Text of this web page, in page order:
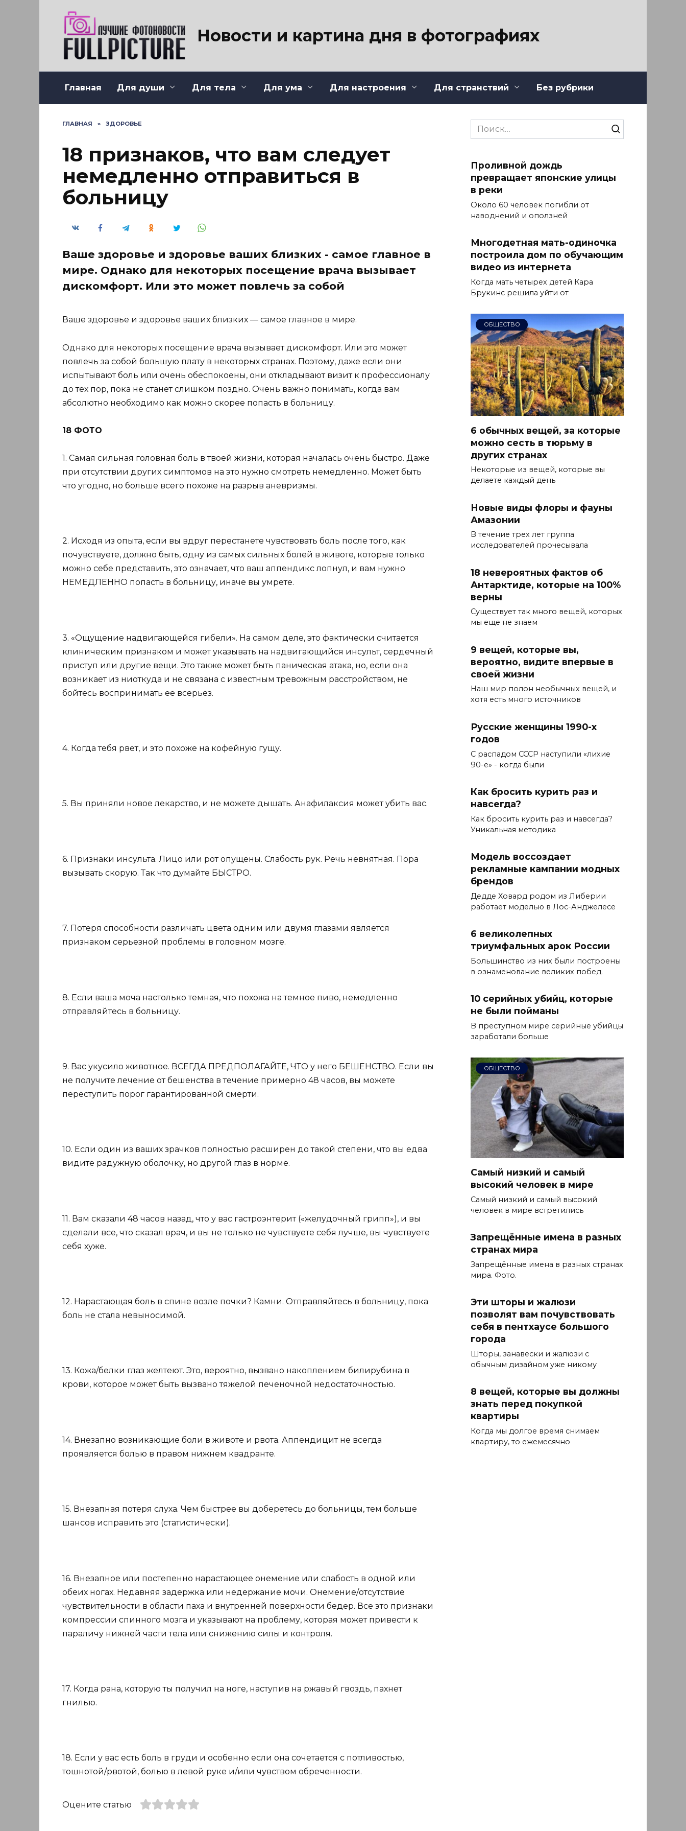
Новости и картина дня в фотографиях
Главная Для души Для тела Для ума Для настроения Для странствий Без рубрики
ГЛАВНАЯ » ЗДОРОВЬЕ
18 признаков, что вам следует
немедленно отправиться в
больницу
Ваше здоровье и здоровье ваших близких - самое главное в
мире. Однако для некоторых посещение врача вызывает
дискомфорт. Или это может повлечь за собой
Ваше здоровье и здоровье ваших близких — самое главное в мире.
Однако для некоторых посещение врача вызывает дискомфорт. Или это может
повлечь за собой большую плату в некоторых странах. Поэтому, даже если они
испытывают боль или очень обеспокоены, они откладывают визит к профессионалу
до тех пор, пока не станет слишком поздно. Очень важно понимать, когда вам
абсолютно необходимо как можно скорее попасть в больницу.
18 ФОТО
1. Самая сильная головная боль в твоей жизни, которая началась очень быстро. Даже
при отсутствии других симптомов на это нужно смотреть немедленно. Может быть
что угодно, но больше всего похоже на разрыв аневризмы.
2. Исходя из опыта, если вы вдруг перестанете чувствовать боль после того, как
почувствуете, должно быть, одну из самых сильных болей в животе, которые только
можно себе представить, это означает, что ваш аппендикс лопнул, и вам нужно
НЕМЕДЛЕННО попасть в больницу, иначе вы умрете.
3. «Ощущение надвигающейся гибели». На самом деле, это фактически считается
клиническим признаком и может указывать на надвигающийся инсульт, сердечный
приступ или другие вещи. Это также может быть паническая атака, но, если она
возникает из ниоткуда и не связана с известным тревожным расстройством, не
бойтесь воспринимать ее всерьез.
4. Когда тебя рвет, и это похоже на кофейную гущу.
5. Вы приняли новое лекарство, и не можете дышать. Анафилаксия может убить вас.
6. Признаки инсульта. Лицо или рот опущены. Слабость рук. Речь невнятная. Пора
вызывать скорую. Так что думайте БЫСТРО.
7. Потеря способности различать цвета одним или двумя глазами является
признаком серьезной проблемы в головном мозге.
8. Если ваша моча настолько темная, что похожа на темное пиво, немедленно
отправляйтесь в больницу.
9. Вас укусило животное. ВСЕГДА ПРЕДПОЛАГАЙТЕ, ЧТО у него БЕШЕНСТВО. Если вы
не получите лечение от бешенства в течение примерно 48 часов, вы можете
переступить порог гарантированной смерти.
10. Если один из ваших зрачков полностью расширен до такой степени, что вы едва
видите радужную оболочку, но другой глаз в норме.
11. Вам сказали 48 часов назад, что у вас гастроэнтерит («желудочный грипп»), и вы
сделали все, что сказал врач, и вы не только не чувствуете себя лучше, вы чувствуете
себя хуже.
12. Нарастающая боль в спине возле почки? Камни. Отправляйтесь в больницу, пока
боль не стала невыносимой.
13. Кожа/белки глаз желтеют. Это, вероятно, вызвано накоплением билирубина в
крови, которое может быть вызвано тяжелой печеночной недостаточностью.
14. Внезапно возникающие боли в животе и рвота. Аппендицит не всегда
проявляется болью в правом нижнем квадранте.
15. Внезапная потеря слуха. Чем быстрее вы доберетесь до больницы, тем больше
шансов исправить это (статистически).
16. Внезапное или постепенно нарастающее онемение или слабость в одной или
обеих ногах. Недавняя задержка или недержание мочи. Онемение/отсутствие
чувствительности в области паха и внутренней поверхности бедер. Все это признаки
компрессии спинного мозга и указывают на проблему, которая может привести к
параличу нижней части тела или снижению силы и контроля.
17. Когда рана, которую ты получил на ноге, наступив на ржавый гвоздь, пахнет
гнилью.
18. Если у вас есть боль в груди и особенно если она сочетается с потливостью,
тошнотой/рвотой, болью в левой руке и/или чувством обреченности.
Оцените статью
Search
for:
Проливной дождь
превращает японские улицы
в реки
Около 60 человек погибли от
наводнений и оползней
Многодетная мать-одиночка
построила дом по обучающим
видео из интернета
Когда мать четырех детей Кара
Брукинс решила уйти от
ОБЩЕСТВО
6 обычных вещей, за которые
можно сесть в тюрьму в
других странах
Некоторые из вещей, которые вы
делаете каждый день
Новые виды флоры и фауны
Амазонии
В течение трех лет группа
исследователей прочесывала
18 невероятных фактов об
Антарктиде, которые на 100%
верны
Существует так много вещей, которых
мы еще не знаем
9 вещей, которые вы,
вероятно, видите впервые в
своей жизни
Наш мир полон необычных вещей, и
хотя есть много источников
Русские женщины 1990-х
годов
С распадом СССР наступили «лихие
90-е» - когда были
Как бросить курить раз и
навсегда?
Как бросить курить раз и навсегда?
Уникальная методика
Модель воссоздает
рекламные кампании модных
брендов
Дедде Ховард родом из Либерии
работает моделью в Лос-Анджелесе
6 великолепных
триумфальных арок России
Большинство из них были построены
в ознаменование великих побед.
10 серийных убийц, которые
не были пойманы
В преступном мире серийные убийцы
заработали больше
ОБЩЕСТВО
Самый низкий и самый
высокий человек в мире
Самый низкий и самый высокий
человек в мире встретились
Запрещённые имена в разных
странах мира
Запрещённые имена в разных странах
мира. Фото.
Эти шторы и жалюзи
позволят вам почувствовать
себя в пентхаусе большого
города
Шторы, занавески и жалюзи с
обычным дизайном уже никому
8 вещей, которые вы должны
знать перед покупкой
квартиры
Когда мы долгое время снимаем
квартиру, то ежемесячно